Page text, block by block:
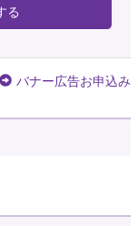
る
バナー広告お申込み